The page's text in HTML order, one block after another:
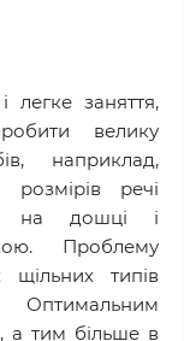
заняття,
велику
наприклад,
розмірів речі
на дошці і
Проблему
типів
а тим більше в